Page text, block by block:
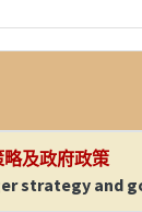
及政府政策
strategy and